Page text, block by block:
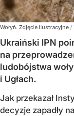
Wołyń. Zdjęcie ilustracyjne /
Ukraiński IPN
na
ludobójstwa
i Ugłach.
Jak przekazał
decyzje zapadły